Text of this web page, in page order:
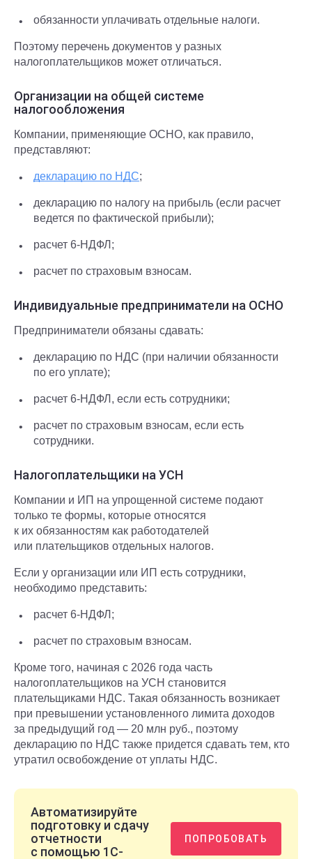
обязанности уплачивать отдельные налоги.
Поэтому перечень документов у разных
налогоплательщиков может отличаться.
Организации на общей системе
налогообложения
Компании, применяющие ОСНО, как правило,
представляют:
декларацию по НДС;
декларацию по налогу на прибыль (если расчет
ведется по фактической прибыли);
расчет 6-НДФЛ;
расчет по страховым взносам.
Индивидуальные предприниматели на ОСНО
Предприниматели обязаны сдавать:
декларацию по НДС (при наличии обязанности
по его уплате);
расчет 6-НДФЛ, если есть сотрудники;
расчет по страховым взносам, если есть
сотрудники.
Налогоплательщики на УСН
Компании и ИП на упрощенной системе подают
только те формы, которые относятся
к их обязанностям как работодателей
или плательщиков отдельных налогов.
Если у организации или ИП есть сотрудники,
необходимо представить:
расчет 6-НДФЛ;
расчет по страховым взносам.
Кроме того, начиная с 2026 года часть
налогоплательщиков на УСН становится
плательщиками НДС. Такая обязанность возникает
при превышении установленного лимита доходов
за предыдущий год — 20 млн руб., поэтому
декларацию по НДС также придется сдавать тем, кто
утратил освобождение от уплаты НДС.
Автоматизируйте
подготовку и сдачу
отчетности
с помощью 1С-
ПОПРОБОВАТЬ